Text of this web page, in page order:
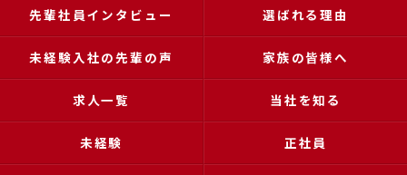
先輩社員インタビュー 選ばれる理由
未経験入社の先輩の声 家族の皆様へ
求人一覧 当社を知る
未経験 正社員